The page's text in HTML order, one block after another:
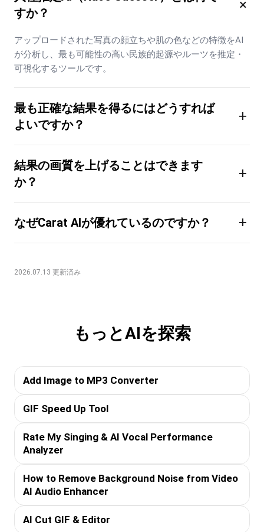
すか？
×
アップロードされた写真の顔立ちや肌の色などの特徴をAI
が分析し、最も可能性の高い民族的起源やルーツを推定・
可視化するツールです。
最も正確な結果を得るにはどうすれば
よいですか？
+
結果の画質を上げることはできます
か？
+
なぜCarat AIが優れているのですか？ +
2026.07.13 更新済み
もっとAIを探索
Add Image to MP3 Converter
GIF Speed Up Tool
Rate My Singing & AI Vocal Performance
Analyzer
How to Remove Background Noise from Video
AI Audio Enhancer
AI Cut GIF & Editor